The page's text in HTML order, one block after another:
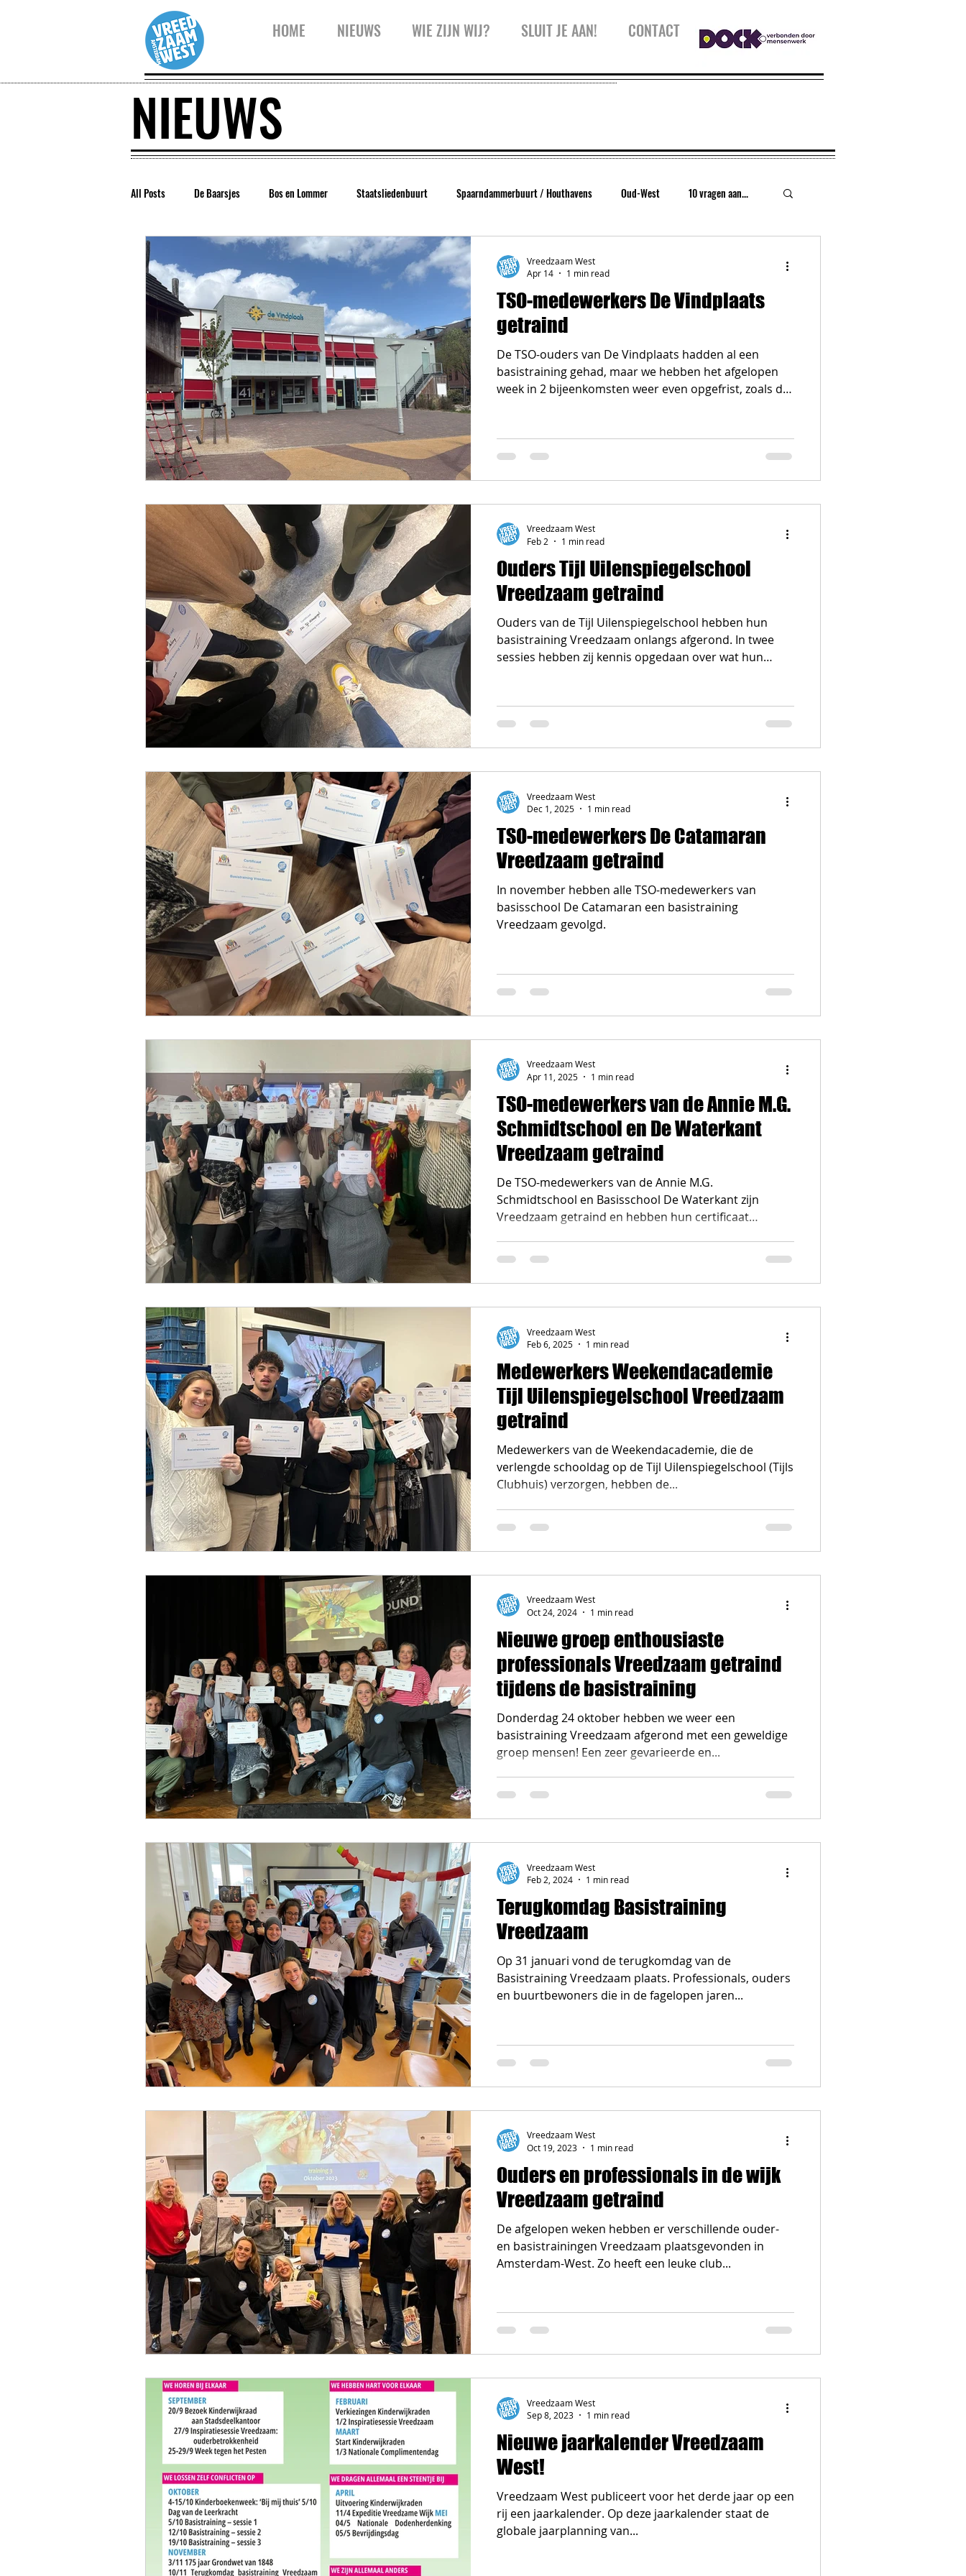
HOME NIEUWS WIE ZIJN WIJ? SLUIT JE AAN! CONTACT
NIEUWS
All Posts De Baarsjes Bos en Lommer Staatsliedenbuurt Spaarndammerbuurt / Houthavens Oud-West 10 vragen aan...
Vreedzaam Amsterdam Vreedzaam West Trainingen Inspiratiesessie
Westerpark Kinderwijkraad Koffiekar
TSO-medewerkers De Vindplaats
getraind
De TSO-ouders van De Vindplaats hadden al een
basistraining gehad, maar we hebben het afgelopen
week in 2 bijeenkomsten weer even opgefrist, zoals dat
dit samen te bespreken en nog eens in kaart te
brengen hoe we dat nou samen doen, opvoeden op
bijvoorbeeld in de grondwet van de s
Vreedzaam West
Apr 14
1 min read
Ouders Tijl Uilenspiegelschool
Vreedzaam getraind
Ouders van de Tijl Uilenspiegelschool hebben hun
basistraining Vreedzaam onlangs afgerond. In twee
sessies hebben zij kennis opgedaan over wat hun
verbreden naar de wijk! De school is onderdeel van de
wijk en zo ook de leerlingen en ouders. Hoe los je
Ook de andere pijlers
Vreedzaam West
Feb 2
1 min read
TSO-medewerkers De Catamaran
Vreedzaam getraind
In november hebben alle TSO-medewerkers van
basisschool De Catamaran een basistraining
Vreedzaam gevolgd.
Vreedzaam West
Dec 1, 2025
1 min read
TSO-medewerkers van de Annie M.G.
Schmidtschool en De Waterkant
Vreedzaam getraind
De TSO-medewerkers van de Annie M.G.
Schmidtschool en Basisschool De Waterkant zijn
Vreedzaam getraind en hebben hun certificaat
Vreedzaam West
Apr 11, 2025
1 min read
Medewerkers Weekendacademie
Tijl Uilenspiegelschool Vreedzaam
getraind
Medewerkers van de Weekendacademie, die de
verlengde schooldag op de Tijl Uilenspiegelschool (Tijls
Clubhuis) verzorgen, hebben de...
Vreedzaam West
Feb 6, 2025
1 min read
Nieuwe groep enthousiaste
professionals Vreedzaam getraind
tijdens de basistraining
Donderdag 24 oktober hebben we weer een
basistraining Vreedzaam afgerond met een geweldige
groep mensen! Een zeer gevarieerde en...
Vreedzaam West
Oct 24, 2024
1 min read
Terugkomdag Basistraining
Vreedzaam
Op 31 januari vond de terugkomdag van de
Basistraining Vreedzaam plaats. Professionals, ouders
en buurtbewoners die in de fagelopen jaren...
Vreedzaam West
Feb 2, 2024
1 min read
Ouders en professionals in de wijk
Vreedzaam getraind
De afgelopen weken hebben er verschillende ouder-
en basistrainingen Vreedzaam plaatsgevonden in
Amsterdam-West. Zo heeft een leuke club...
Vreedzaam West
Oct 19, 2023
1 min read
Nieuwe jaarkalender Vreedzaam
West!
Vreedzaam West publiceert voor het derde jaar op een
rij een jaarkalender. Op deze jaarkalender staat de
globale jaarplanning van...
Vreedzaam West
Sep 8, 2023
1 min read